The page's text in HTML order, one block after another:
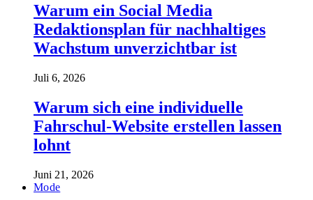
Warum ein Social Media
Redaktionsplan für nachhaltiges
Wachstum unverzichtbar ist
Juli 6, 2026
Warum sich eine individuelle
Fahrschul-Website erstellen lassen
lohnt
Juni 21, 2026
Mode